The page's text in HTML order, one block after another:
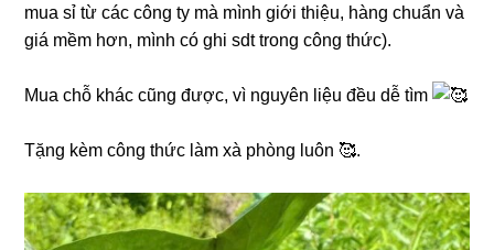
mua sỉ từ các công ty mà mình giới thiệu, hàng chuẩn và
giá mềm hơn, mình có ghi sdt trong công thức).
Mua chỗ khác cũng được, vì nguyên liệu đều dễ tìm
Tặng kèm công thức làm xà phòng luôn 🥰.